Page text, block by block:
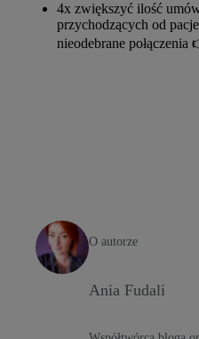
4x zwiększyć ilość
przychodzących od
nieodebrane połączenia
O autorze
Ania Fudali